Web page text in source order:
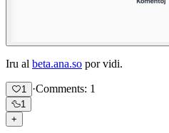
Iru al beta.ana.so por vidi.
1 ·Comments: 1
🦆1
+